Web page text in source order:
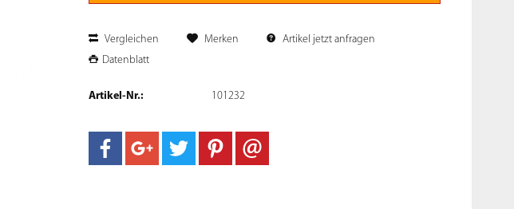
Vergleichen Merken
Artikel jetzt anfragen
Datenblatt
Artikel-Nr.: 101232